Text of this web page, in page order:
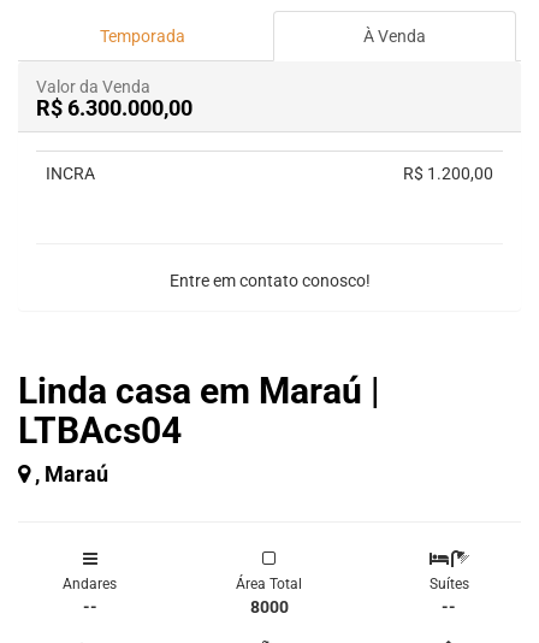
Linda casa em Maraú |
LTBAcs04
, Maraú
Andares
--
Área Total
8000
Suítes
--
Temporada À Venda
Valor da Venda
R$ 6.300.000,00
INCRA R$ 1.200,00
Entre em contato conosco!